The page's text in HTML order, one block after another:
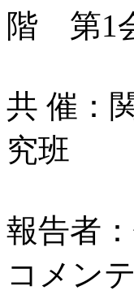
階 第1
共 催：
究班
報告者
コメン